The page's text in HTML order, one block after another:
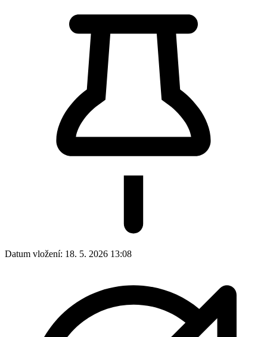
Datum vložení: 18. 5. 2026 13:08